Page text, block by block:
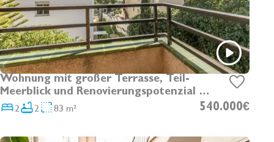
Wohnung mit großer Terrasse, Teil-
Meerblick und Renovierungspotenzial in
Cas Català
2 2 83 m² 540.000€